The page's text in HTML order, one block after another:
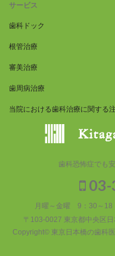
サービス
歯科ドック
根管治療
審美治療
歯周病治療
当院における歯科治療に関する
歯科恐怖症でも
月曜～金曜 9：30～
〒103-0027 東京都中央区
Copyright© 東京日本橋の歯科